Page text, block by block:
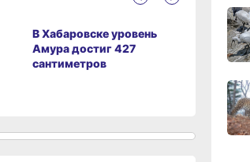
В Хабаровске уровень
Амура достиг 427
сантиметров
Житель
края